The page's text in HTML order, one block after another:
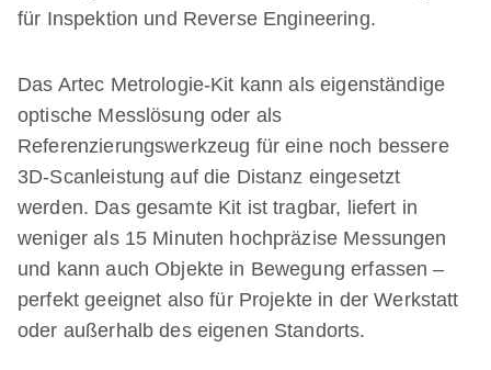
für Inspektion und Reverse Engineering.
Das Artec Metrologie-Kit kann als eigenständige
optische Messlösung oder als
Referenzierungswerkzeug für eine noch bessere
3D-Scanleistung auf die Distanz eingesetzt
werden. Das gesamte Kit ist tragbar, liefert in
weniger als 15 Minuten hochpräzise Messungen
und kann auch Objekte in Bewegung erfassen –
perfekt geeignet also für Projekte in der Werkstatt
oder außerhalb des eigenen Standorts.